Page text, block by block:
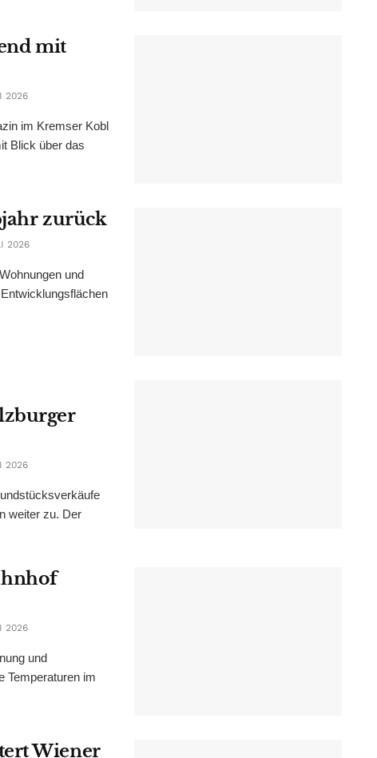
mit
2026
im Kremser Kobl
Blick über das
zurück
2026
und
2026
weiter zu. Der
2026
und
Temperaturen im
Wiener